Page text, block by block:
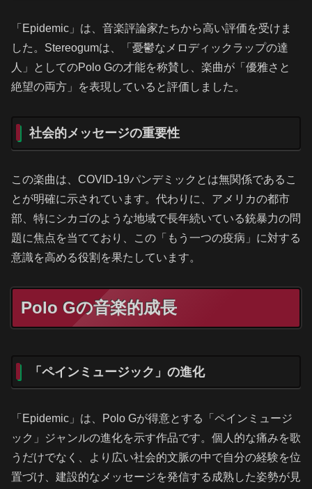
「Epidemic」は、音楽評論家たちから高い評価を受けま
した。Stereogumは、「憂鬱なメロディックラップの達
人」としてのPolo Gの才能を称賛し、楽曲が「優雅さと
絶望の両方」を表現していると評価しました。
社会的メッセージの重要性
この楽曲は、COVID-19パンデミックとは無関係であるこ
とが明確に示されています。代わりに、アメリカの都市
部、特にシカゴのような地域で長年続いている銃暴力の問
題に焦点を当てており、この「もう一つの疫病」に対する
意識を高める役割を果たしています。
Polo Gの音楽的成長
「ペインミュージック」の進化
「Epidemic」は、Polo Gが得意とする「ペインミュージ
ック」ジャンルの進化を示す作品です。個人的な痛みを歌
うだけでなく、より広い社会的文脈の中で自分の経験を位
置づけ、建設的なメッセージを発信する成熟した姿勢が見